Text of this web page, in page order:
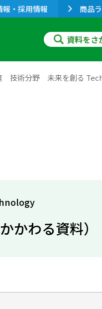
報・採用情報 商品
資料をさ
技術分野 未来を創る
わる資料）